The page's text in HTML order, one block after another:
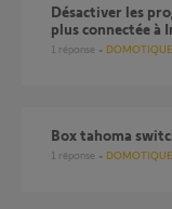
Désactiver les programmes quand la box Tahoma n’est
plus connectée à
1 réponse DOMOTIQUE
Box tahoma
1 réponse DOMOTIQUE